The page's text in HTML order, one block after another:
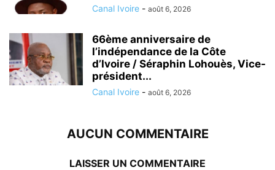
Canal Ivoire - août 6, 2026
66ème anniversaire de
l’indépendance de la Côte
d’Ivoire / Séraphin Lohouès, Vice-
président...
Canal Ivoire - août 6, 2026
AUCUN COMMENTAIRE
LAISSER UN COMMENTAIRE